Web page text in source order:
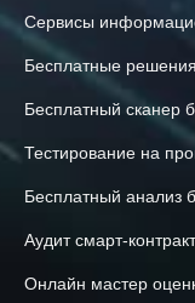
Сервисы
Бесплатные
Бесплатный сканер
Тестирование на
Бесплатный анализ
Аудит смарт-
Онлайн мастер